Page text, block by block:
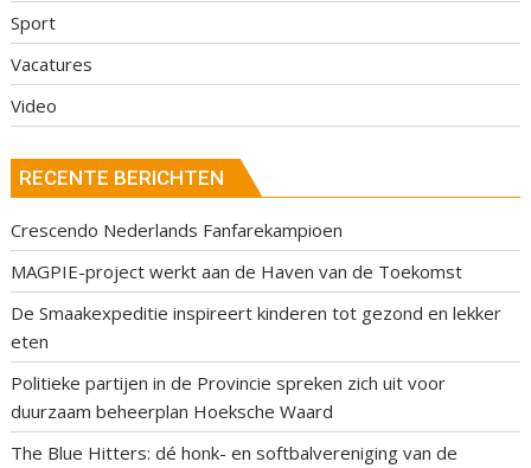
Sport
Vacatures
Video
RECENTE BERICHTEN
Crescendo Nederlands Fanfarekampioen
MAGPIE-project werkt aan de Haven van de Toekomst
De Smaakexpeditie inspireert kinderen tot gezond en lekker
eten
Politieke partijen in de Provincie spreken zich uit voor
duurzaam beheerplan Hoeksche Waard
The Blue Hitters: dé honk- en softbalvereniging van de